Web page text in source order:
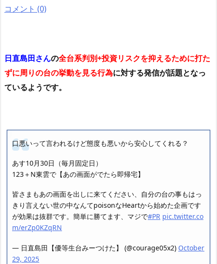
コメント (0)
日直島田さんの全台系判別+投資リスクを抑えるために打た
ずに周りの台の挙動を見る行為に対する発信が話題となっ
ているようです。
口悪いって言われるけど態度も悪いから安心してくれる？
あす10月30日（毎月固定日）
123＋N東雲で【あの画面がでたら即帰宅】
皆さまもあの画面を出しに来てください、自分の台の事もはっ
きり言えない世の中なんてpoisonなHeartから始めた企画です
が効果は抜群です。簡単に勝てます、マジで#PR pic.twitter.co
m/erZp0KZqRN
— 日直島田【優等生台みーつけた】 (@courage05x2) October
29, 2025